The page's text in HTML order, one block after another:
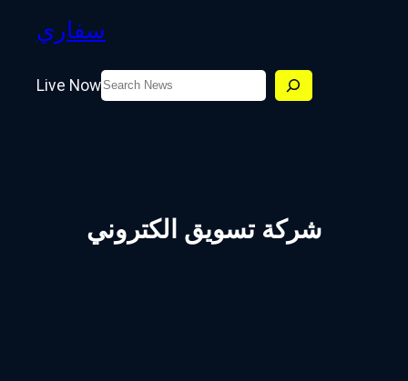
سفاري
Live NowSearch
شركة تسويق الكتروني